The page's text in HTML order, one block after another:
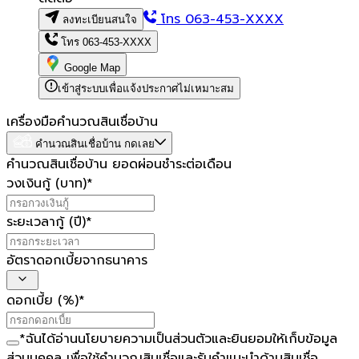
ลงทะเบียนสนใจ โทร063-453-XXXX
โทร 063-453-XXXX
Google Map
เข้าสู่ระบบเพื่อแจ้งประกาศไม่เหมาะสม
เครื่องมือคำนวณสินเชื่อบ้าน
คำนวณสินเชื่อบ้าน กดเลย
คำนวณสินเชื่อบ้าน ยอดผ่อนชำระต่อเดือน
วงเงินกู้ (บาท)*
ระยะเวลากู้ (ปี)*
อัตราดอกเบี้ยจากธนาคาร
ดอกเบี้ย (%)*
*ฉันได้อ่านนโยบายความเป็นส่วนตัวและยินยอมให้เก็บข้อมูล